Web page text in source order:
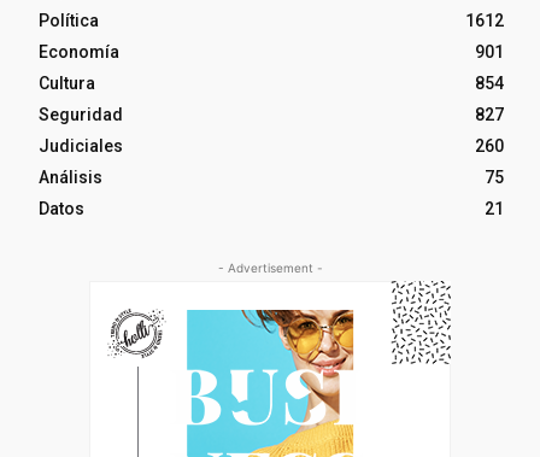
Política
1612
Economía
901
Cultura
854
Seguridad
827
Judiciales
260
Análisis
75
Datos
21
- Advertisement -